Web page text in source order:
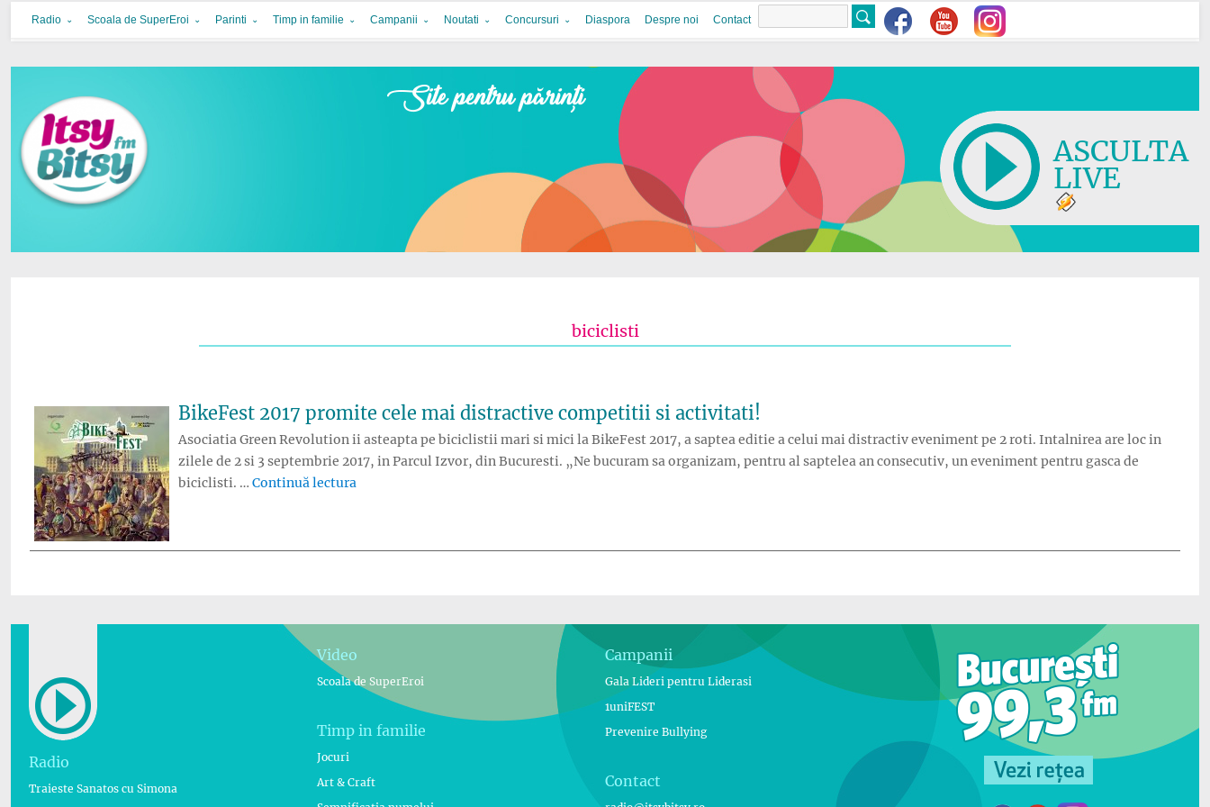
Itsy Bitsy
bucurie in familie
Radio Scoala de SuperEroi Parinti Timp in familie Campanii Noutati Concursuri Diaspora Despre noi Contact
ASCULTA
LIVE
biciclisti
BikeFest 2017 promite cele mai distractive competitii si activitati!
Asociatia Green Revolution ii asteapta pe biciclistii mari si mici la BikeFest 2017, a saptea editie a celui mai distractiv eveniment pe 2 roti. Intalnirea are loc in
zilele de 2 si 3 septembrie 2017, in Parcul Izvor, din Bucuresti. „Ne bucuram sa organizam, pentru al saptelea an consecutiv, un eveniment pentru gasca de
biciclisti. … Continuă lectura
Radio
Traieste Sanatos cu Simona
Video
Scoala de SuperEroi
Timp in familie
Jocuri
Art & Craft
Campanii
Gala Lideri pentru Liderasi
1uniFEST
Prevenire Bullying
Contact